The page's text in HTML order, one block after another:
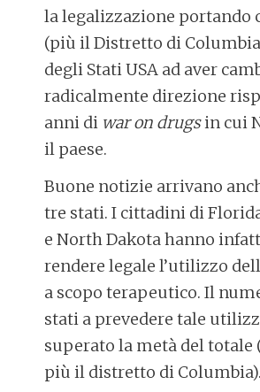
la legalizzazione portando
(più il Distretto di
degli Stati USA ad aver
radicalmente direzione
anni di war on drugsin cui
il paese.
Buone notizie arrivano
tre stati. I cittadini di
eNorth Dakotahanno
rendere legale l’utilizzo
a scopo terapeutico. Il
stati a prevedere tale
superato la metà del totale
più il distretto di Columbia).